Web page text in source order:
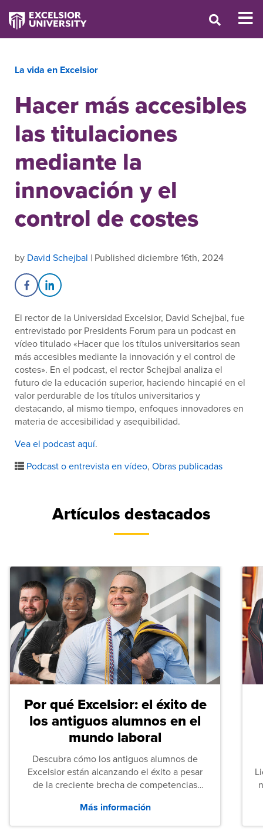
La vida en Excelsior
Hacer más accesibles
las titulaciones
mediante la
innovación y el
control de costes
by David Schejbal | Published diciembre 16th, 2024
Share on Facebook
Share on LinkedIn
El rector de la Universidad Excelsior, David Schejbal, fue
entrevistado por Presidents Forum para un podcast en
vídeo titulado «Hacer que los títulos universitarios sean
más accesibles mediante la innovación y el control de
costes». En el podcast, el rector Schejbal analiza el
futuro de la educación superior, haciendo hincapié en el
valor perdurable de los títulos universitarios y
destacando, al mismo tiempo, enfoques innovadores en
materia de accesibilidad y asequibilidad.
Vea el podcast aquí.
Podcast o entrevista en vídeo, Obras publicadas
Artículos destacados
Por qué Excelsior: el éxito de
los antiguos alumnos en el
mundo laboral
Descubra cómo los antiguos alumnos de
Excelsior están alcanzando el éxito a pesar
de la creciente brecha de competencias
tanto las empresas como los recién
graduados en todo Estados Unidos.
Más información